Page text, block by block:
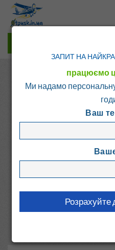
Греція
ЗАПИТ НА
працюємо
Ми надамо
Ваш